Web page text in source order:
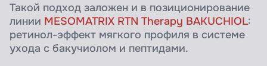
Такой подход заложен и в позиционирование
линии MESOMATRIX RTN Therapy BAKUCHIOL:
ретинол-эффект мягкого профиля в системе
ухода с бакучиолом и пептидами.